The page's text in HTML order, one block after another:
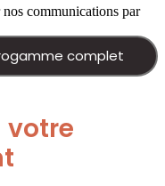
nos communications par
complet
votre